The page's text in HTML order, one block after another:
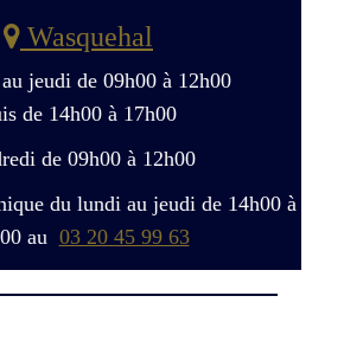
Wasquehal
jeudi de 09h00 à 12h00
de 14h00 à 17h00
de 09h00 à 12h00
du lundi au jeudi de 14h00 à
au 03 20 45 99 63